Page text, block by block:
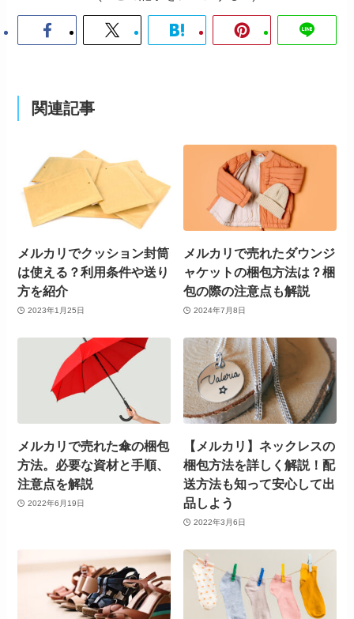
関連記事
メルカリでクッション封筒
は使える？利用条件や送り
方を紹介
2023年1月25日
メルカリで売れたダウンジ
ャケットの梱包方法は？梱
包の際の注意点も解説
2024年7月8日
メルカリで売れた傘の梱包
方法。必要な資材と手順、
注意点を解説
2022年6月19日
【メルカリ】ネックレスの
梱包方法を詳しく解説！配
送方法も知って安心して出
品しよう
2022年3月6日